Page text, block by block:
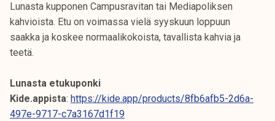
Lunasta kupponen Campusravitan tai Mediapoliksen
kahvioista. Etu on voimassa vielä syyskuun loppuun
saakka ja koskee normaalikokoista, tavallista kahvia ja
teetä.
Lunasta etukuponki
Kide.appista: https://kide.app/products/8fb6afb5-2d6a-
497e-9717-c7a3167d1f19